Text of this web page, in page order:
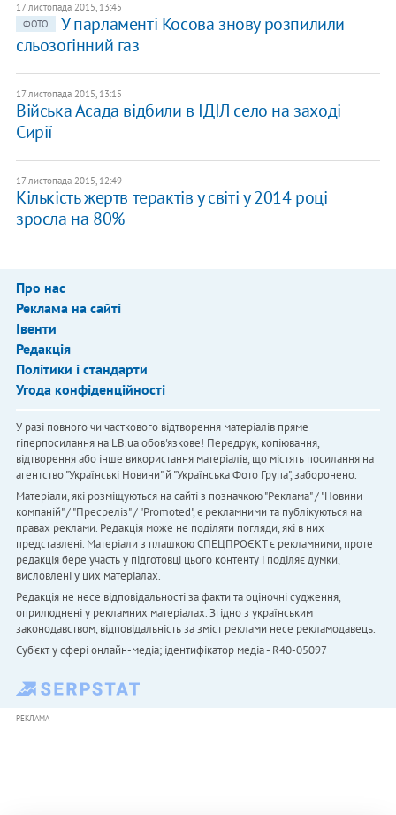
17 листопада 2015, 13:45
ФОТО
У парламенті Косова знову розпилили
сльозогінний газ
17 листопада 2015, 13:15
Війська Асада відбили в ІДІЛ село на заході
Сирії
17 листопада 2015, 12:49
Кількість жертв терактів у світі у 2014 році
зросла на 80%
Про нас
Реклама на сайті
Івенти
Редакція
Політики і стандарти
Угода конфіденційності
У разі повного чи часткового відтворення матеріалів пряме
гіперпосилання на LB.ua обов'язкове! Передрук, копіювання,
відтворення або інше використання матеріалів, що містять посилання на
агентство "Українськi Новини" й "Українська Фото Група", заборонено.
Матеріали, які розміщуються на сайті з позначкою "Реклама" / "Новини
компаній" / "Пресреліз" / "Promoted", є рекламними та публікуються на
правах реклами. Редакція може не поділяти погляди, які в них
представлені. Матеріали з плашкою СПЕЦПРОЄКТ є рекламними, проте
редакція бере участь у підготовці цього контенту і поділяє думки,
висловлені у цих матеріалах.
Редакція не несе відповідальності за факти та оціночні судження,
оприлюднені у рекламних матеріалах. Згідно з українським
законодавством, відповідальність за зміст реклами несе рекламодавець.
Cуб'єкт у сфері онлайн-медіа; ідентифікатор медіа - R40-05097
РЕКЛАМА